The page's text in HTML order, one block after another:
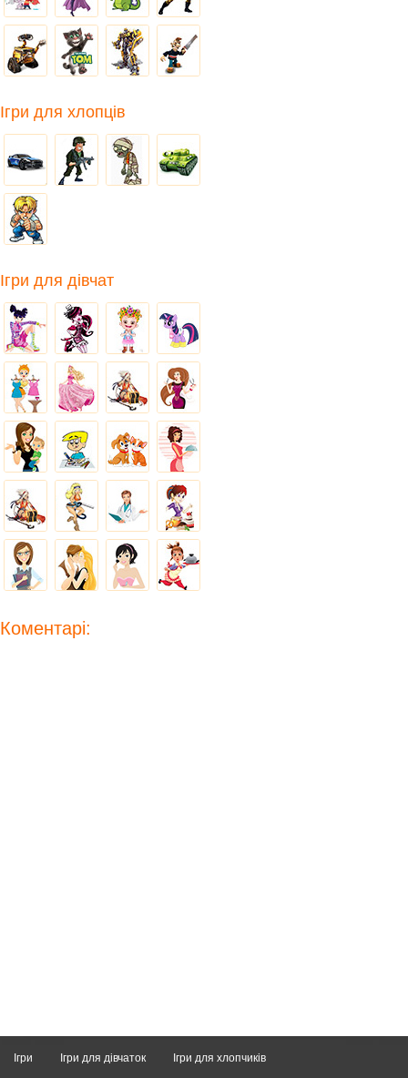
Ігри для хлопців
Ігри для дівчат
Коментарі:
Ігри Ігри для дівчаток Ігри для хлопчиків